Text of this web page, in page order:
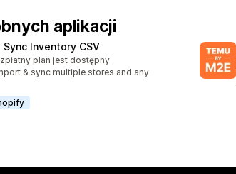
aplikacji
Inventory CSV
803
plan jest dostępny
& sync multiple stores and any